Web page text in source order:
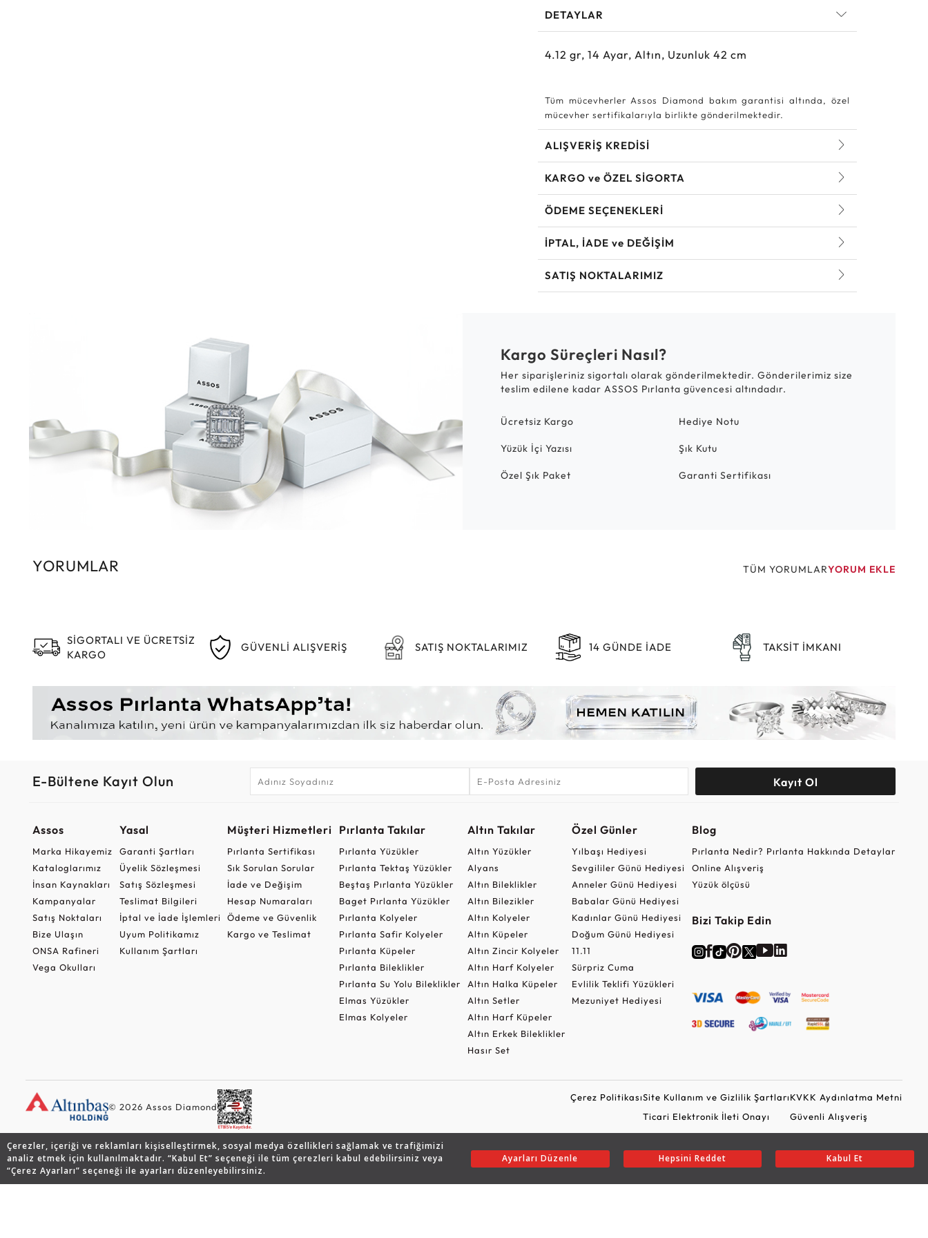
Çerezler, içeriği ve reklamları kişiselleştirmek, sosyal medya özellikleri sağlamak ve trafiğimizi
analiz etmek için kullanılmaktadır. “Kabul Et” seçeneği ile tüm çerezleri kabul edebilirsiniz veya
“Çerez Ayarları” seçeneği ile ayarları düzenleyebilirsiniz.
Ayarları Düzenle Hepsini Reddet Kabul Et
DETAYLAR
4.12gr,14Ayar, Altın, Uzunluk 42 cm
Tüm mücevherler Assos Diamond bakım garantisi altında, özel
mücevher sertifikalarıyla birlikte gönderilmektedir.
ALIŞVERİŞ KREDİSİ
KARGO ve ÖZEL SİGORTA
ÖDEME SEÇENEKLERİ
İPTAL, İADE ve DEĞİŞİM
SATIŞ NOKTALARIMIZ
Kargo Süreçleri Nasıl?
Her siparişleriniz sigortalı olarak gönderilmektedir. Gönderilerimiz size
teslim edilene kadar ASSOS Pırlanta güvencesi altındadır.
Ücretsiz Kargo Hediye Notu
Yüzük İçi Yazısı Şık Kutu
Özel Şık Paket Garanti Sertifikası
YORUMLAR TÜM YORUMLARYORUM EKLE
SİGORTALI VE ÜCRETSİZ
KARGO
GÜVENLİ ALIŞVERİŞ SATIŞ NOKTALARIMIZ 14 GÜNDE İADE TAKSİT İMKANI
E-Bültene Kayıt Olun Kayıt Ol
Assos
Marka Hikayemiz
Kataloglarımız
İnsan Kaynakları
Kampanyalar
Satış Noktaları
Bize Ulaşın
ONSA Rafineri
Vega Okulları
Yasal
Garanti Şartları
Üyelik Sözleşmesi
Satış Sözleşmesi
Teslimat Bilgileri
İptal ve İade İşlemleri
Uyum Politikamız
Kullanım Şartları
Müşteri Hizmetleri
Pırlanta Sertifikası
Sık Sorulan Sorular
İade ve Değişim
Hesap Numaraları
Ödeme ve Güvenlik
Kargo ve Teslimat
Pırlanta Takılar
Pırlanta Yüzükler
Pırlanta Tektaş Yüzükler
Beştaş Pırlanta Yüzükler
Baget Pırlanta Yüzükler
Pırlanta Kolyeler
Pırlanta Safir Kolyeler
Pırlanta Küpeler
Pırlanta Bileklikler
Pırlanta Su Yolu Bileklikler
Elmas Yüzükler
Elmas Kolyeler
Altın Takılar
Altın Yüzükler
Alyans
Altın Bileklikler
Altın Bilezikler
Altın Kolyeler
Altın Küpeler
Altın Zincir Kolyeler
Altın Harf Kolyeler
Altın Halka Küpeler
Altın Setler
Altın Harf Küpeler
Altın Erkek Bileklikler
Hasır Set
Özel Günler
Yılbaşı Hediyesi
Sevgililer Günü Hediyesi
Anneler Günü Hediyesi
Babalar Günü Hediyesi
Kadınlar Günü Hediyesi
Doğum Günü Hediyesi
11.11
Sürpriz Cuma
Evlilik Teklifi Yüzükleri
Mezuniyet Hediyesi
Blog
Pırlanta Nedir? Pırlanta Hakkında Detaylar
Online Alışveriş
Yüzük ölçüsü
Bizi Takip Edin
© 2026 Assos Diamond
Çerez PolitikasıSite Kullanım ve Gizlilik Şartları
Ticari Elektronik İleti Onayı
KVKK Aydınlatma Metni
Güvenli Alışveriş
Copyright © 2026 Assos Pırlanta - Bu sitenin tüm hakları saklıdır.